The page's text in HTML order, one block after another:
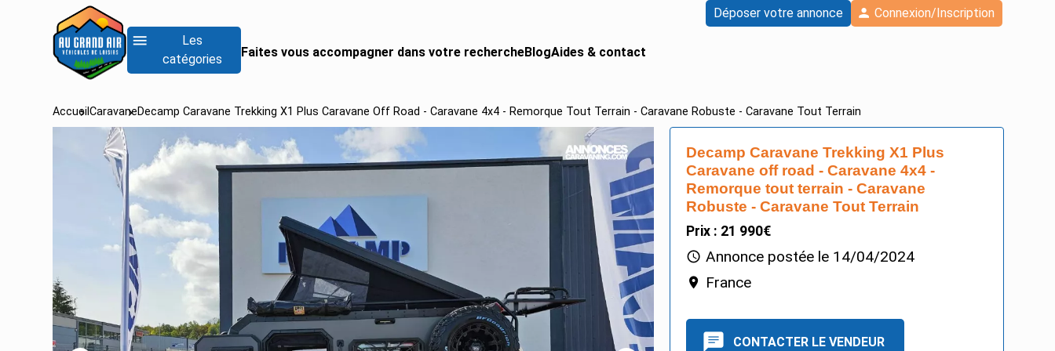
Déposer votre annonce
Connexion/Inscription
Les
catégories
RECHERCHER UN CAMPING-CAR
Rechercher un fourgon aménagé
Rechercher un intégral
Voir tous les camping-car
Voir tous les camping-car pro
Faites vous accompagner dans votre rechercheBlogAides & contact
AccueilCaravaneDecamp Caravane Trekking X1 Plus Caravane Off Road - Caravane 4x4 - Remorque Tout Terrain - Caravane Robuste - Caravane Tout Terrain
Decamp Caravane Trekking X1 Plus
Caravane off road - Caravane 4x4 -
Remorque tout terrain - Caravane
Robuste - Caravane Tout Terrain
Prix : 21 990€
Annonce postée le 14/04/2024
France
CONTACTER LE VENDEUR